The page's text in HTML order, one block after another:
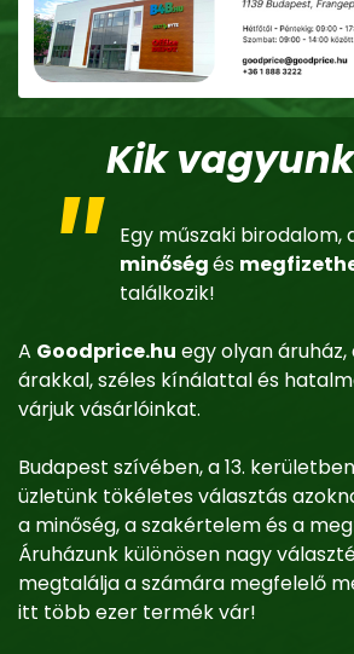
Kik
Egy műszaki birodalom,
minőségés
találkozik!
A Goodprice.hu egy olyan
árakkal, széles kínálattal és
várjuk vásárlóinkat.
Budapest szívében, a 13.
üzletünk tökéletes választás
a minőség, a szakértelem és a
Áruházunk különösen nagy
megtalálja a számára megfelelő
itt több ezer termék vár!